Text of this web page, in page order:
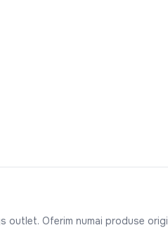
Oferim numai produse